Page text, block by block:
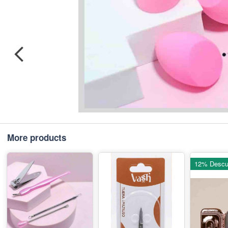
More products
12%